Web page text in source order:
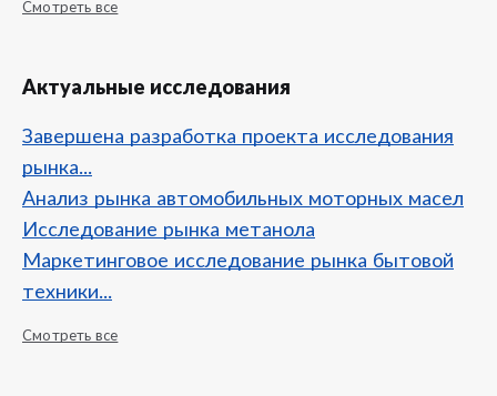
Смотреть все
Актуальные исследования
Завершена разработка проекта исследования
рынка...
Анализ рынка автомобильных моторных масел
Исследование рынка метанола
Маркетинговое исследование рынка бытовой
техники...
Смотреть все